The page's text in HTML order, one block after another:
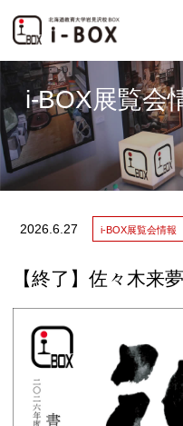
i-BOX展覧会
2026. 6.27 i-BOX展覧会情報
【終了】佐々木来